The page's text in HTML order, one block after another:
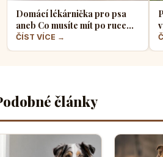
Domácí lékárnička pro psa
aneb Co musíte mít po ruce
pro případ nouze
ČÍST VÍCE →
články